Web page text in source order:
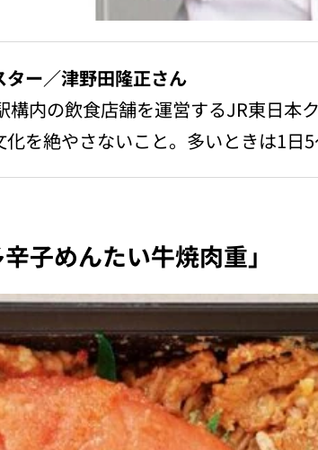
ター／津野田隆正さん
構内の飲食店舗を運営するJR東日
を絶やさないこと。多いときは1日
子めんたい牛焼肉重」